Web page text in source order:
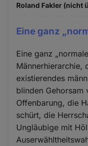
Roland Fakler (nicht
Eine ganz
Eine ganz
Männerhierarchie,
existierendes
blinden Gehorsam
Offenbarung, die
schürt, die
Ungläubige mit